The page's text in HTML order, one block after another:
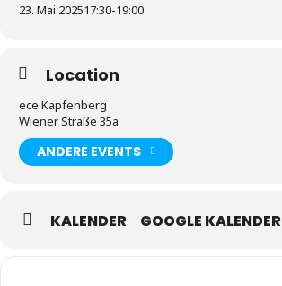
23. Mai 202517:30-19:00
Location
ece Kapfenberg
Wiener Straße 35a
ANDERE EVENTS
KALENDER GOOGLE KALENDER